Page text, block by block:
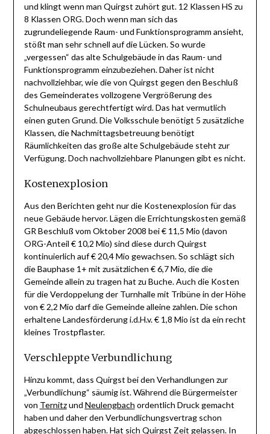
und klingt wenn man Quirgst zuhört gut. 12 Klassen HS zu
8 Klassen ORG. Doch wenn man sich das
zugrundeliegende Raum- und Funktionsprogramm ansieht,
stößt man sehr schnell auf die Lücken. So wurde
„vergessen“ das alte Schulgebäude in das Raum- und
Funktionsprogramm einzubeziehen. Daher ist nicht
nachvollziehbar, wie die von Quirgst gegen den Beschluß
des Gemeinderates vollzogene Vergrößerung des
Schulneubaus gerechtfertigt wird. Das hat vermutlich
einen guten Grund. Die Volksschule benötigt 5 zusätzliche
Klassen, die Nachmittagsbetreuung benötigt
Räumlichkeiten das große alte Schulgebäude steht zur
Verfügung. Doch nachvollziehbare Planungen gibt es nicht.
Kostenexplosion
Aus den Berichten geht nur die Kostenexplosion für das
neue Gebäude hervor. Lägen die Errichtungskosten gemäß
GR Beschluß vom Oktober 2008 bei € 11,5 Mio (davon
ORG-Anteil € 10,2 Mio) sind diese durch Quirgst
kontinuierlich auf € 20,4 Mio gewachsen. So schlägt sich
die Bauphase 1+ mit zusätzlichen € 6,7 Mio, die die
Gemeinde allein zu tragen hat zu Buche. Auch die Kosten
für die Verdoppelung der Turnhalle mit Tribüne in der Höhe
von € 2,2 Mio darf die Gemeinde alleine zahlen. Die schon
erhaltene Landesförderung i.d.H.v. € 1,8 Mio ist da ein recht
kleines Trostpflaster.
Verschleppte Verbundlichung
Hinzu kommt, dass Quirgst bei den Verhandlungen zur
„Verbundlichung“ säumig ist. Während die Bürgermeister
von Ternitzund Neulengbach ordentlich Druck gemacht
haben und daher den Verbundlichungsvertrag schon
abgeschlossen haben. Hat sich Quirgst Zeit gelassen. In